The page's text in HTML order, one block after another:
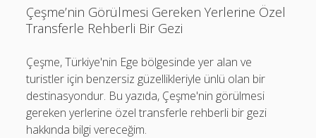
Çeşme’nin Görülmesi Gereken Yerlerine Özel
Transferle Rehberli Bir Gezi
Çeşme, Türkiye'nin Ege bölgesinde yer alan ve
turistler için benzersiz güzellikleriyle ünlü olan bir
destinasyondur. Bu yazıda, Çeşme'nin görülmesi
gereken yerlerine özel transferle rehberli bir gezi
hakkında bilgi vereceğim.